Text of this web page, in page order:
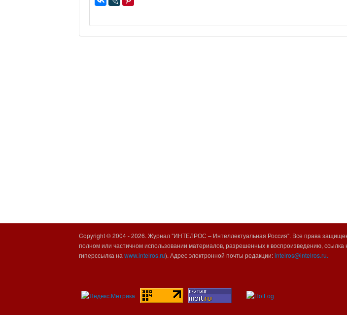
Copyright © 2004 -2026. Журнал "ИНТЕЛРОС – Интеллектуальная Россия". Все права
полном или частичном использовании материалов, разрешенных к воспроизведению,
гиперссылка на www.intelros.ru). Адрес электронной почты редакции:intelros@intelros.ru.